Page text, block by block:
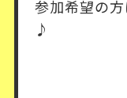
参加希望の
♪